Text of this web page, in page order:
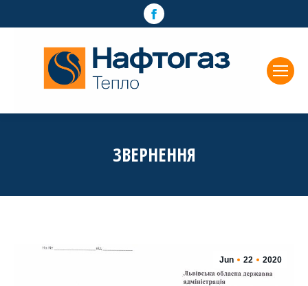
Facebook
opens
window
ЗВЕРНЕННЯ
Jun 22 2020